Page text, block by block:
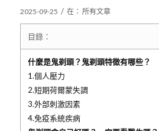
2025-09-25 / 在： 所有文章
目錄：
什麼是鬼剃頭？鬼剃頭特徵有哪些？
1.個人壓力
2.短期荷爾蒙失調
3.外部刺激因素
4.免疫系統疾病